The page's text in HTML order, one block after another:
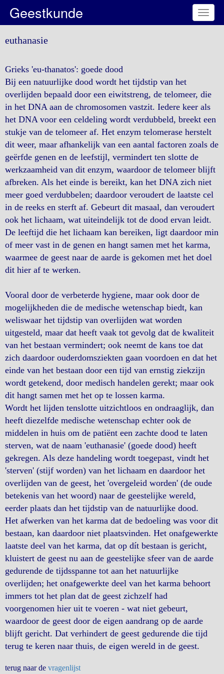
Toggle
Geestkunde
euthanasie
Grieks 'eu-thanatos': goede dood
Bij een natuurlijke dood wordt het tijdstip van het
overlijden bepaald door een eiwitstreng, de telomeer, die
in het DNA aan de chromosomen vastzit. Iedere keer als
het DNA voor een celdeling wordt verdubbeld, breekt een
stukje van de telomeer af. Het enzym telomerase herstelt
dit weer, maar afhankelijk van een aantal factoren zoals de
geërfde genen en de leefstijl, vermindert ten slotte de
werkzaamheid van dit enzym, waardoor de telomeer blijft
afbreken. Als het einde is bereikt, kan het DNA zich niet
meer goed verdubbelen; daardoor veroudert de laatste cel
in de reeks en sterft af. Gebeurt dit masaal, dan veroudert
ook het lichaam, wat uiteindelijk tot de dood ervan leidt.
De leeftijd die het lichaam kan bereiken, ligt daardoor min
of meer vast in de genen en hangt samen met het karma,
waarmee de geest naar de aarde is gekomen met het doel
dit hier af te werken.
Vooral door de verbeterde hygiene, maar ook door de
mogelijkheden die de medische wetenschap biedt, kan
weliswaar het tijdstip van overlijden wat worden
uitgesteld, maar dat heeft vaak tot gevolg dat de kwaliteit
van het bestaan vermindert; ook neemt de kans toe dat
zich daardoor ouderdomsziekten gaan voordoen en dat het
einde van het bestaan door een tijd van ernstig ziekzijn
wordt getekend, door medisch handelen gerekt; maar ook
dit hangt samen met het op te lossen karma.
Wordt het lijden tenslotte uitzichtloos en ondraaglijk, dan
heeft diezelfde medische wetenschap echter ook de
middelen in huis om de patiënt een zachte dood te laten
sterven, wat de naam 'euthanasie' (goede dood) heeft
gekregen. Als deze handeling wordt toegepast, vindt het
'sterven' (stijf worden) van het lichaam en daardoor het
overlijden van de geest, het 'overgeleid worden' (de oude
betekenis van het woord) naar de geestelijke wereld,
eerder plaats dan het tijdstip van de natuurlijke dood.
Het afwerken van het karma dat de bedoeling was voor dit
bestaan, kan daardoor niet plaatsvinden. Het onafgewerkte
laatste deel van het karma, dat op dít bestaan is gericht,
kluistert de geest nu aan de geestelijke sfeer van de aarde
gedurende de tijdsspanne tot aan het natuurlijke
overlijden; het onafgewerkte deel van het karma behoort
immers tot het plan dat de geest zichzelf had
voorgenomen hier uit te voeren - wat niet gebeurt,
waardoor de geest door de eigen aandrang op de aarde
blijft gericht. Dat verhindert de geest gedurende die tijd
terug te keren naar thuis, de eigen wereld in de geest.
terug naar de vragenlijst